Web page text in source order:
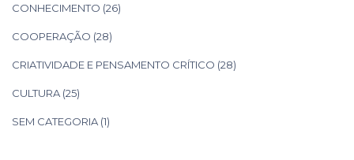
CONHECIMENTO (26)
COOPERAÇÃO (28)
CRIATIVIDADE E PENSAMENTO CRÍTICO (28)
CULTURA (25)
SEM CATEGORIA (1)